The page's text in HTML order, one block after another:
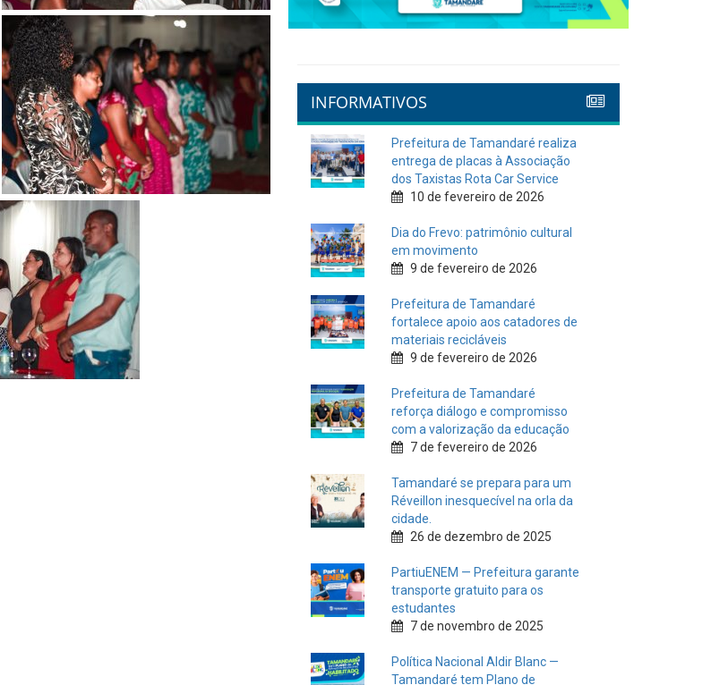
INFORMATIVOS
Prefeitura de Tamandaré realiza
entrega de placas à Associação
dos Taxistas Rota Car Service
10 de fevereiro de 2026
Dia do Frevo: patrimônio cultural
em movimento
9 de fevereiro de 2026
Prefeitura de Tamandaré
fortalece apoio aos catadores de
materiais recicláveis
9 de fevereiro de 2026
Prefeitura de Tamandaré
reforça diálogo e compromisso
com a valorização da educação
7 de fevereiro de 2026
Tamandaré se prepara para um
Réveillon inesquecível na orla da
cidade.
26 de dezembro de 2025
PartiuENEM — Prefeitura garante
transporte gratuito para os
estudantes
7 de novembro de 2025
Política Nacional Aldir Blanc —
Tamandaré tem Plano de